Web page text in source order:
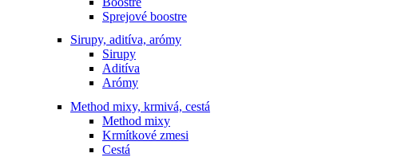
Sprejové boostre
Sirupy, aditíva, arómy
Sirupy
Aditíva
Arómy
Method mixy, krmivá, cestá
Method mixy
Krmítkové zmesi
Cestá